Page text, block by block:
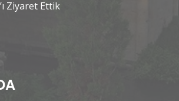
Ziyaret Ettik